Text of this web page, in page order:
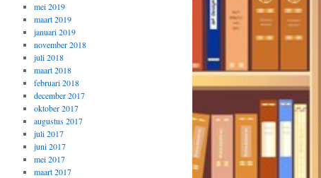
mei 2019
maart 2019
januari 2019
november 2018
juli 2018
maart 2018
februari 2018
december 2017
oktober 2017
augustus 2017
juli 2017
juni 2017
mei 2017
maart 2017